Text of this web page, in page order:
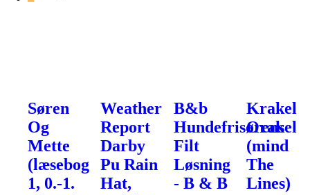
Søren
Og
Mette
(læsebog
1, 0.-1.
Weather
Report
Darby
Pu Rain
Hat,
B&b
Hundefrisørens
Filt
Løsning
- B & B
Krakel
Orakel
(mind
The
Lines)